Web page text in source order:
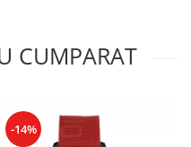
CUMPARAT
-14%